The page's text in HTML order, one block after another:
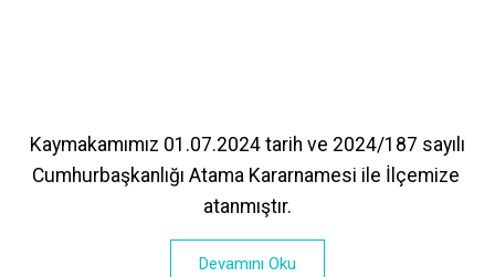
Kaymakamımız 01.07.2024 tarih ve 2024/187 sayılı
Cumhurbaşkanlığı Atama Kararnamesi ile İlçemize
atanmıştır.
Devamını Oku